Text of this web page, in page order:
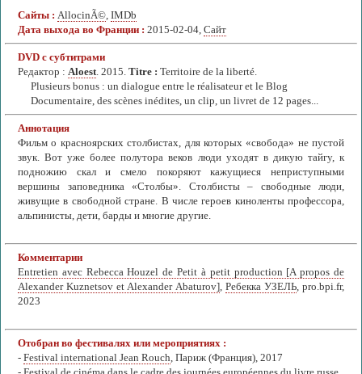
Сайты : AllocinÃ©, IMDb
Дата выхода во Франции : 2015-02-04, Сайт
DVD с субтитрами
Редактор : Aloest. 2015. Titre : Territoire de la liberté.
Plusieurs bonus : un dialogue entre le réalisateur et le Blog
Documentaire, des scènes inédites, un clip, un livret de 12 pages...
Аннотация
Фильм о красноярских столбистах, для которых «свобода» не пустой
звук. Вот уже более полутора веков люди уходят в дикую тайгу, к
подножию скал и смело покоряют кажущиеся неприступными
вершины заповедника «Столбы». Столбисты – свободные люди,
живущие в свободной стране. В числе героев киноленты профессора,
альпинисты, дети, барды и многие другие.
Комментарии
Entretien avec Rebecca Houzel de Petit à petit production [A propos de
Alexander Kuznetsov et Alexander Abaturov], Ребекка УЗЕЛЬ, pro.bpi.fr,
2023
Отобран во фестивалях или мероприятиях :
- Festival international Jean Rouch, Париж (Франция), 2017